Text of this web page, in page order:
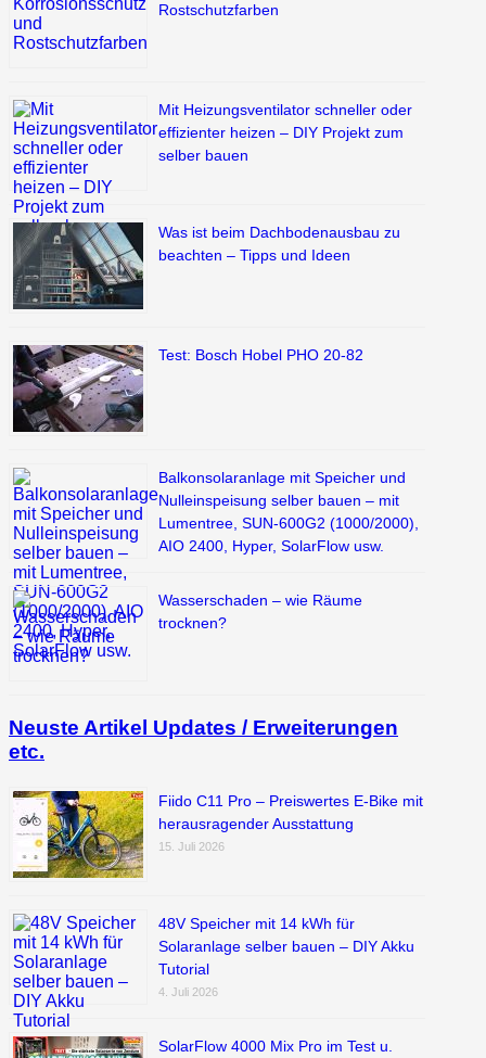
Rostschutzfarben
Mit Heizungsventilator schneller oder
effizienter heizen – DIY Projekt zum
selber bauen
Was ist beim Dachbodenausbau zu
beachten – Tipps und Ideen
Test: Bosch Hobel PHO 20-82
Balkonsolaranlage mit Speicher und
Nulleinspeisung selber bauen – mit
Lumentree, SUN-600G2 (1000/2000),
AIO 2400, Hyper, SolarFlow usw.
Wasserschaden – wie Räume
trocknen?
Neuste Artikel Updates / Erweiterungen
etc.
Fiido C11 Pro – Preiswertes E-Bike mit
herausragender Ausstattung
15. Juli 2026
48V Speicher mit 14 kWh für
Solaranlage selber bauen – DIY Akku
Tutorial
4. Juli 2026
SolarFlow 4000 Mix Pro im Test u.